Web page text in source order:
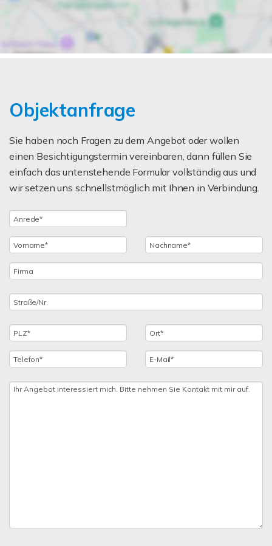
Objektanfrage
Sie haben noch Fragen zu dem Angebot oder wollen
einen Besichtigungstermin vereinbaren, dann füllen Sie
einfach das untenstehende Formular vollständig aus und
wir setzen uns schnellstmöglich mit Ihnen in Verbindung.